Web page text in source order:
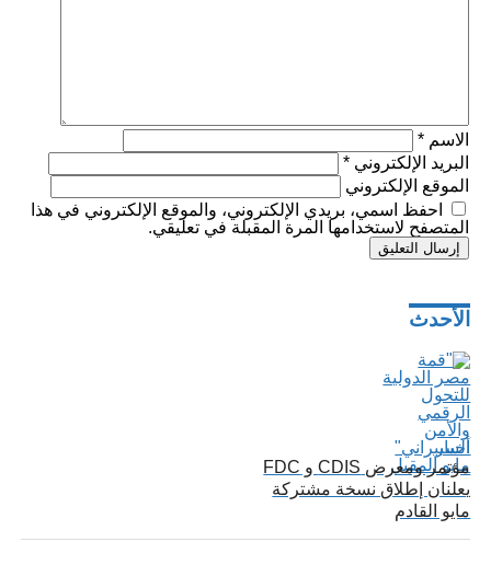
الاسم *
البريد الإلكتروني *
الموقع الإلكتروني
احفظ اسمي، بريدي الإلكتروني، والموقع الإلكتروني في هذا
المتصفح لاستخدامها المرة المقبلة في تعليقي.
المقالات
الأحدث
أخبار
مؤتمر ومعرض CDIS و FDC
يعلنان إطلاق نسخة مشتركة
مايو القادم